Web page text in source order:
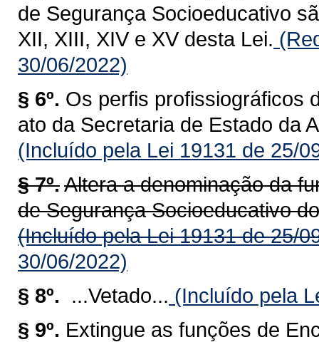
de Segurança Socioeducativo
XII, XIII, XIV e XV desta Lei.
30/06/2022)
§ 6º. Os perfis profissiográficos
ato da Secretaria de Estado da
(Incluído pela Lei 19131 de 25/
§ 7º.Altera a denominação da
de Segurança Socioeducativo
(Incluído pela Lei 19131 de 25/
30/06/2022)
§ 8º.
...Vetado... (Incluído pela
§ 9º. Extingue as funções de